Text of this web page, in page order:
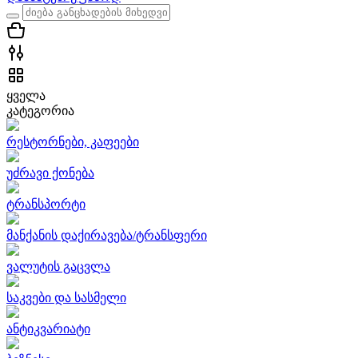
ყველა
კატეგორია
რესტორნები, კაფეები
უძრავი ქონება
ტრანსპორტი
მანქანის დაქირავება/ტრანსფერი
ვალუტის გაცვლა
საკვები და სასმელი
ანტიკვარიატი